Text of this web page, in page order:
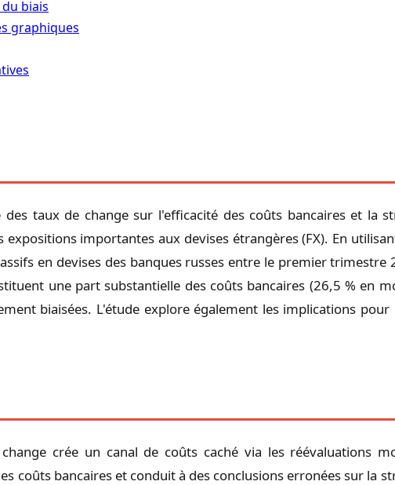
biais
graphiques
taux de change sur l'efficacité des coûts bancaires et la
importantes aux devises étrangères (FX). En
en devises des banques russes entre le premier
une part substantielle des coûts bancaires (26,5 % en
biaisées. L'étude explore également les implications
crée un canal de coûts caché via les réévaluations
coûts bancaires et conduit à des conclusions erronées sur la